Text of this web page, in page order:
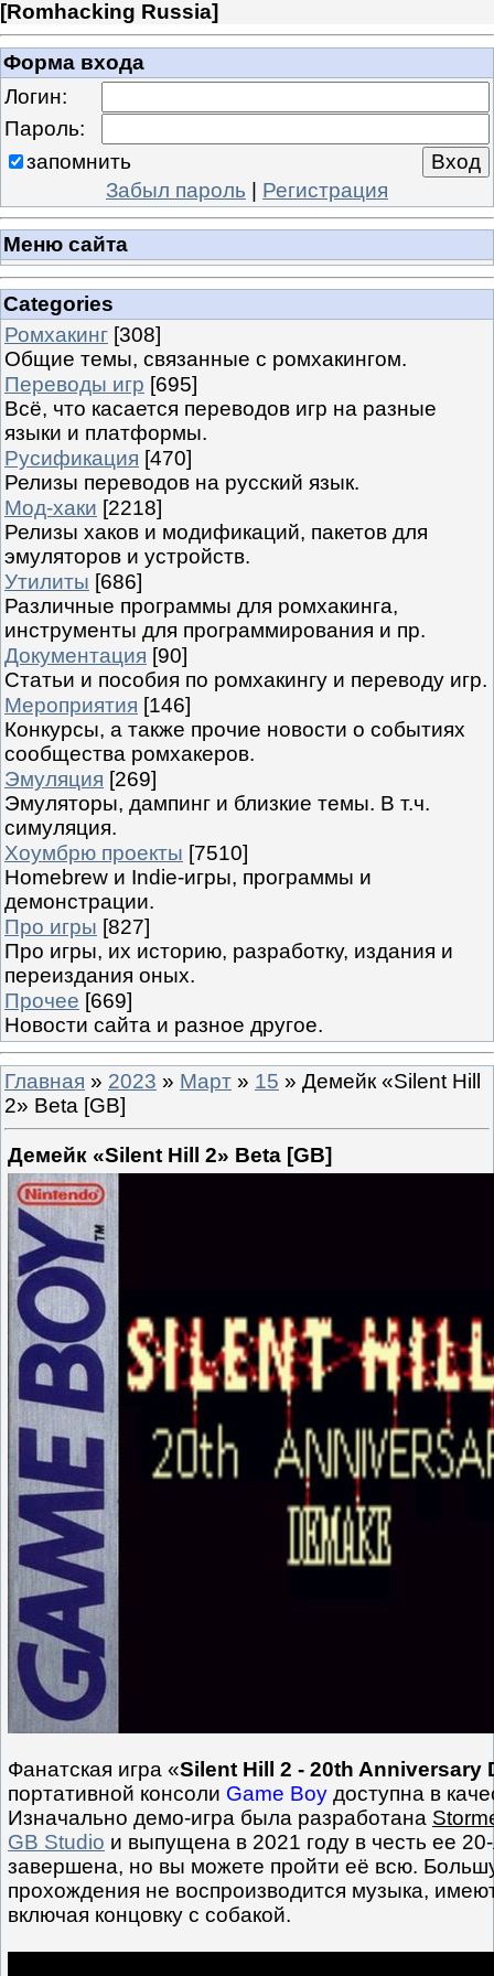
[Romhacking Russia]
Форма входа
Логин:
Пароль:
запомнить
Забыл пароль | Регистрация
Меню сайта
Categories
Ромхакинг [308]
Общие темы, связанные с ромхакингом.
Переводы игр [695]
Всё, что касается переводов игр на разные
языки и платформы.
Русификация [470]
Релизы переводов на русский язык.
Мод-хаки [2218]
Релизы хаков и модификаций, пакетов для
эмуляторов и устройств.
Утилиты [686]
Различные программы для ромхакинга,
инструменты для программирования и пр.
Документация [90]
Статьи и пособия по ромхакингу и переводу игр.
Мероприятия [146]
Конкурсы, а также прочие новости о событиях
сообщества ромхакеров.
Эмуляция [269]
Эмуляторы, дампинг и близкие темы. В т.ч.
симуляция.
Хоумбрю проекты [7510]
Homebrew и Indie-игры, программы и
демонстрации.
Про игры [827]
Про игры, их историю, разработку, издания и
переиздания оных.
Прочее [669]
Новости сайта и разное другое.
Главная » 2023 » Март » 15 » Демейк «Silent Hill
2» Beta [GB]
Демейк «Silent Hill 2» Beta [GB]
Фанатская игра «Silent Hill 2 - 20th Anniversary
портативной консоли Game Boy доступна в
Изначально демо-игра была разработана
GB Studio и выпущена в 2021 году в честь ее
завершена, но вы можете пройти её всю.
прохождения не воспроизводится музыка,
включая концовку с собакой.